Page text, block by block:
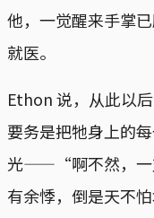
他，一觉醒来手掌
就医。
Ethon 说，从此以
要务是把牠身上的
光——“啊不然，一
有余悸，倒是天不